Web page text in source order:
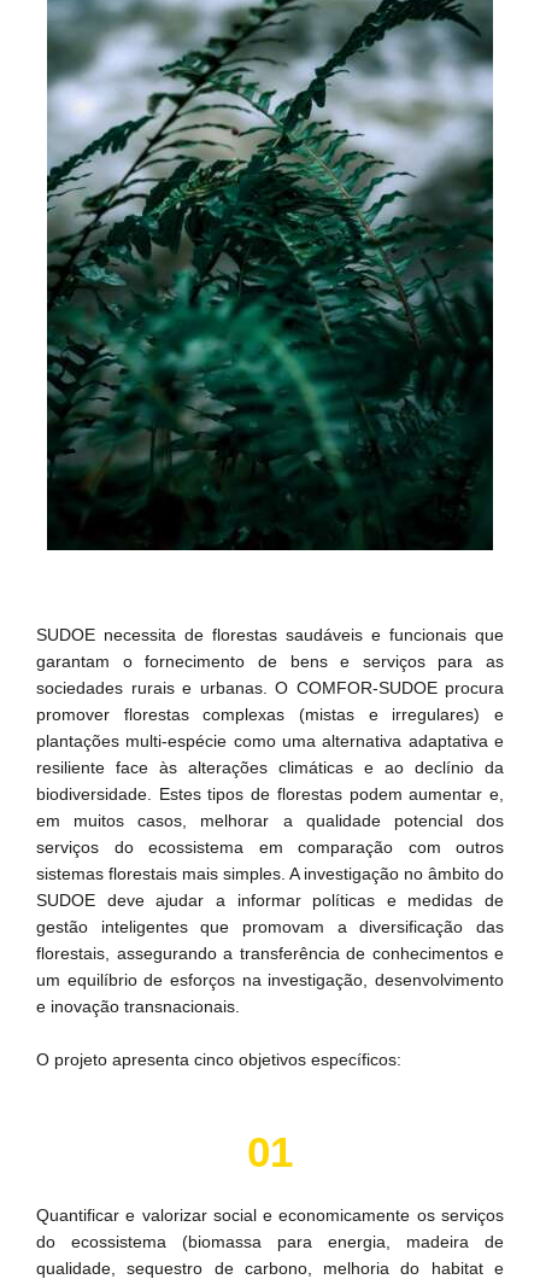
SUDOE necessita de florestas saudáveis e funcionais que
garantam o fornecimento de bens e serviços para as
sociedades rurais e urbanas. O COMFOR-SUDOE procura
promover florestas complexas (mistas e irregulares) e
plantações multi-espécie como uma alternativa adaptativa e
resiliente face às alterações climáticas e ao declínio da
biodiversidade. Estes tipos de florestas podem aumentar e,
em muitos casos, melhorar a qualidade potencial dos
serviços do ecossistema em comparação com outros
sistemas florestais mais simples. A investigação no âmbito do
SUDOE deve ajudar a informar políticas e medidas de
gestão inteligentes que promovam a diversificação das
florestais, assegurando a transferência de conhecimentos e
um equilíbrio de esforços na investigação, desenvolvimento
e inovação transnacionais.
O projeto apresenta cinco objetivos específicos:
01
Quantificar e valorizar social e economicamente os serviços
do ecossistema (biomassa para energia, madeira de
qualidade, sequestro de carbono, melhoria do habitat e